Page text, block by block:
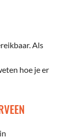
Als
hoe je er